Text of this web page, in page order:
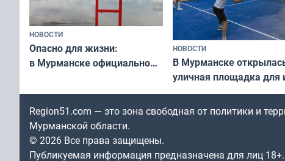
НОВОСТИ
Опасно для жизни:
в Мурманске официально
в городских водоёмах
НОВОСТИ
В Мурманске
уличная площадка для
в падел
Region51.com — это зона свободная от политики и
Мурманской области.
© 2026 Все права защищены.
Публикуемая информация предназначена для лиц 18+.